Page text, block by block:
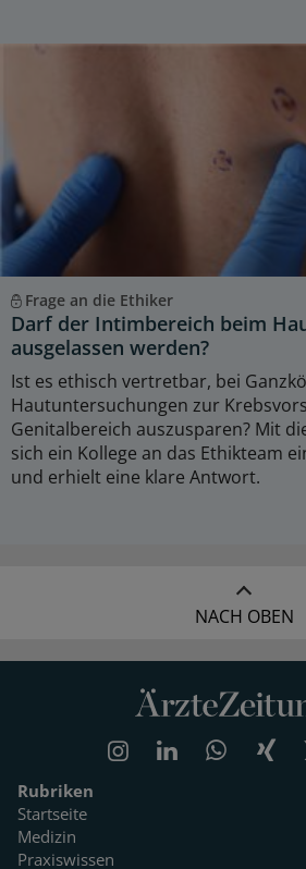
Frage an die Ethiker
Darf der Intimbereich beim
ausgelassen werden?
Ist es ethisch vertretbar, bei
Hautuntersuchungen zur
Genitalbereich auszusparen? Mit
sich ein Kollege an das Ethikteam
und erhielt eine klare Antwort.
NACH OBEN
Rubriken
Startseite
Medizin
Praxiswissen